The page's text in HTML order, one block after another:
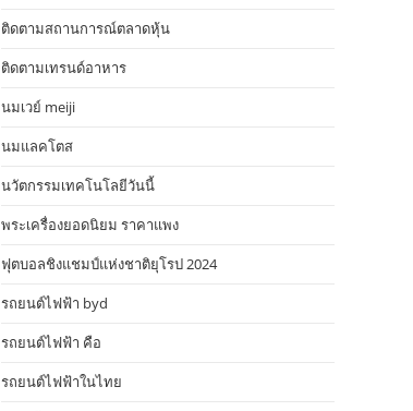
ติดตามสถานการณ์ตลาดหุ้น
ติดตามเทรนด์อาหาร
นมเวย์ meiji
นมแลคโตส
นวัตกรรมเทคโนโลยีวันนี้
พระเครื่องยอดนิยม ราคาแพง
ฟุตบอลชิงแชมป์แห่งชาติยุโรป 2024
รถยนต์ไฟฟ้า byd
รถยนต์ไฟฟ้า คือ
รถยนต์ไฟฟ้าในไทย